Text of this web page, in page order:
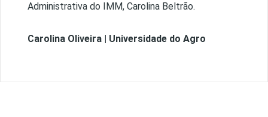
Administrativa do IMM, Carolina Beltrão.
Carolina Oliveira | Universidade do Agro